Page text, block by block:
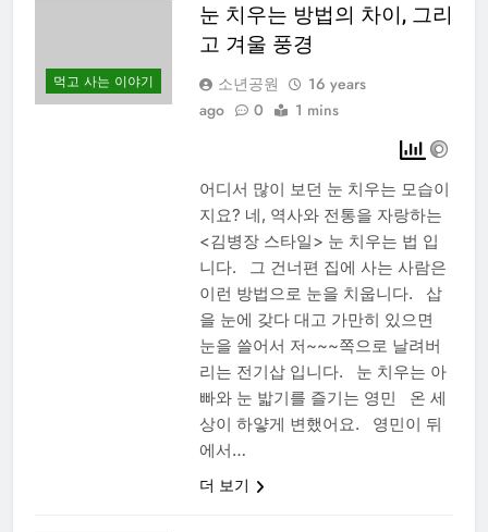
먹고 사는 이야기
눈 치우는 방법의 차이, 그리
고 겨울 풍경
소년공원
16 years
ago
0 1 mins
어디서 많이 보던 눈 치우는 모습이
지요? 네, 역사와 전통을 자랑하는
<김병장 스타일> 눈 치우는 법 입
니다. 그 건너편 집에 사는 사람은
이런 방법으로 눈을 치웁니다. 삽
을 눈에 갖다 대고 가만히 있으면
눈을 쓸어서 저~~~쪽으로 날려버
리는 전기삽 입니다. 눈 치우는 아
빠와 눈 밟기를 즐기는 영민 온 세
상이 하얗게 변했어요. 영민이 뒤
에서…
더 보기